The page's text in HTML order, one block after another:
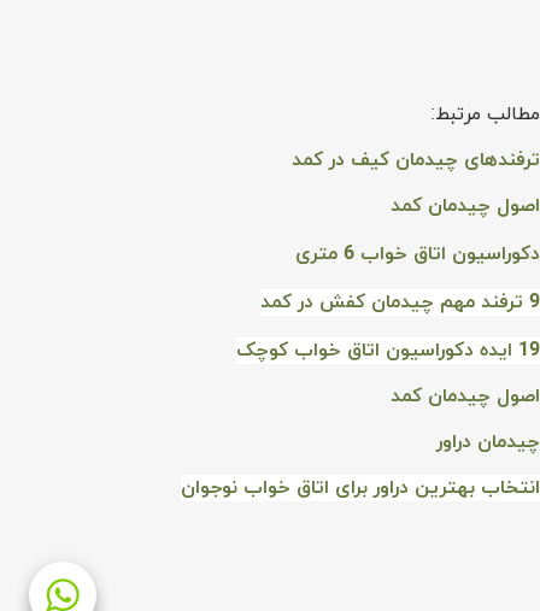
مطالب مرتبط:
ترفندهای چیدمان کیف در کمد
اصول چیدمان کمد
دکوراسیون اتاق خواب 6 متری
9 ترفند مهم چیدمان کفش در کمد
19 ایده دکوراسیون اتاق خواب کوچک
اصول چیدمان کمد
چیدمان دراور
انتخاب بهترین دراور برای اتاق خواب نوجوان